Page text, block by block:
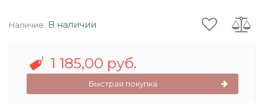
Наличие: В наличии
1 185,00 руб.
Быстрая покупка